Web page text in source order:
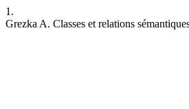
1.
Grezka A. Classes et relations